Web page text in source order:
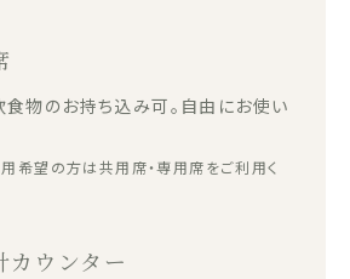
物のお持ち込み可。自由にお使い
希望の方は共用席・専用席をご利用く
カウンター